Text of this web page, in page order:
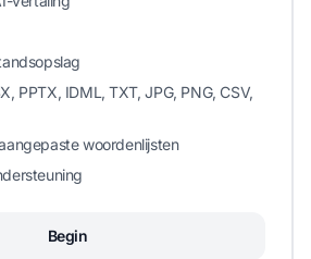
PPTX, IDML, TXT, JPG, PNG, CSV,
woordenlijsten
Begin